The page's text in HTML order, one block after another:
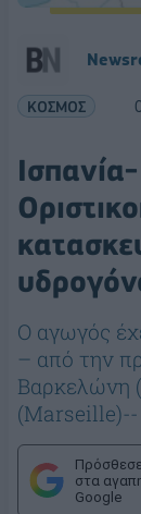
ΚΟΣΜΟΣ
Ο αγωγός
– από την
Βαρκελώνη
(Marseille)--
στα
Google